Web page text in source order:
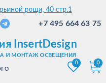
рощи, 40 стр.1
+7 495 664 63 75
InsertDesign
И МОНТАЖ ОСВЕЩЕНИЯ
0
0